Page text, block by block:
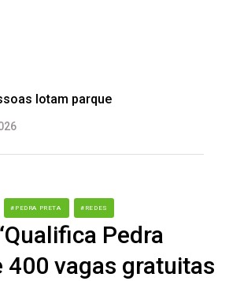
lotam parque
#PEDRA PRETA #REDES
Pedra
400 vagas gratuitas